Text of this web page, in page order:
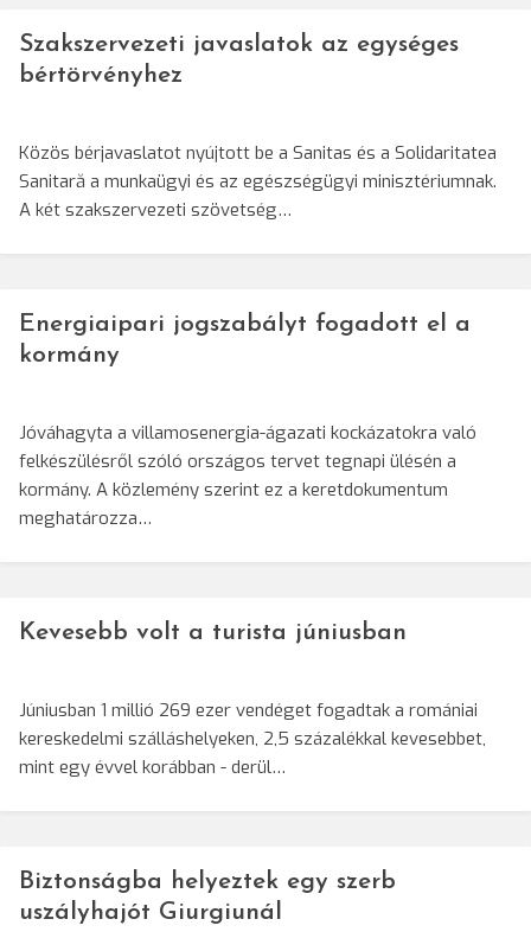
Szakszervezeti javaslatok az egységes
bértörvényhez
Közös bérjavaslatot nyújtott be a Sanitas és a Solidaritatea
Sanitară a munkaügyi és az egészségügyi minisztériumnak.
A két szakszervezeti szövetség…
Energiaipari jogszabályt fogadott el a
kormány
Jóváhagyta a villamosenergia-ágazati kockázatokra való
felkészülésről szóló országos tervet tegnapi ülésén a
kormány. A közlemény szerint ez a keretdokumentum
meghatározza…
Kevesebb volt a turista júniusban
Júniusban 1 millió 269 ezer vendéget fogadtak a romániai
kereskedelmi szálláshelyeken, 2,5 százalékkal kevesebbet,
mint egy évvel korábban - derül…
Biztonságba helyeztek egy szerb
uszályhajót Giurgiunál